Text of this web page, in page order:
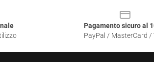
Pagamento sicuro al
PayPal / MasterCard /